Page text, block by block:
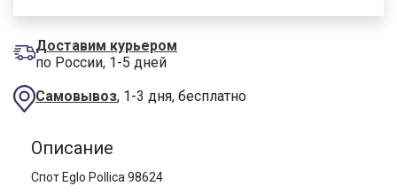
Доставим курьером
по России, 1-5 дней
Самовывоз, 1-3 дня, бесплатно
Описание
Спот Eglo Pollica 98624